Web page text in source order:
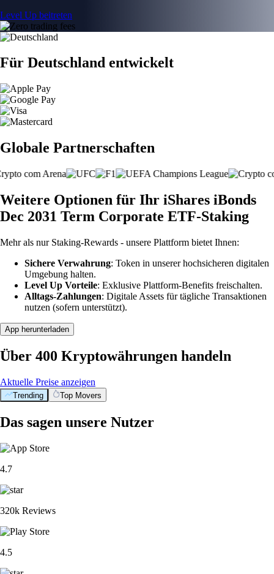
Level Up beitreten
Für Deutschland entwickelt
Globale Partnerschaften
Weitere Optionen für Ihr iShares iBonds
Dec 2031 Term Corporate ETF-Staking
Mehr als nur Staking-Rewards - unsere Plattform bietet Ihnen:
Sichere Verwahrung: Token in unserer hochsicheren digitalen
Umgebung halten.
Level Up Vorteile: Exklusive Plattform-Benefits freischalten.
Alltags-Zahlungen: Digitale Assets für tägliche Transaktionen
nutzen (sofern unterstützt).
App herunterladen
Über 400 Kryptowährungen handeln
Aktuelle Preise anzeigen
Trending Top Movers
Das sagen unsere Nutzer
4.7
320k Reviews
4.5